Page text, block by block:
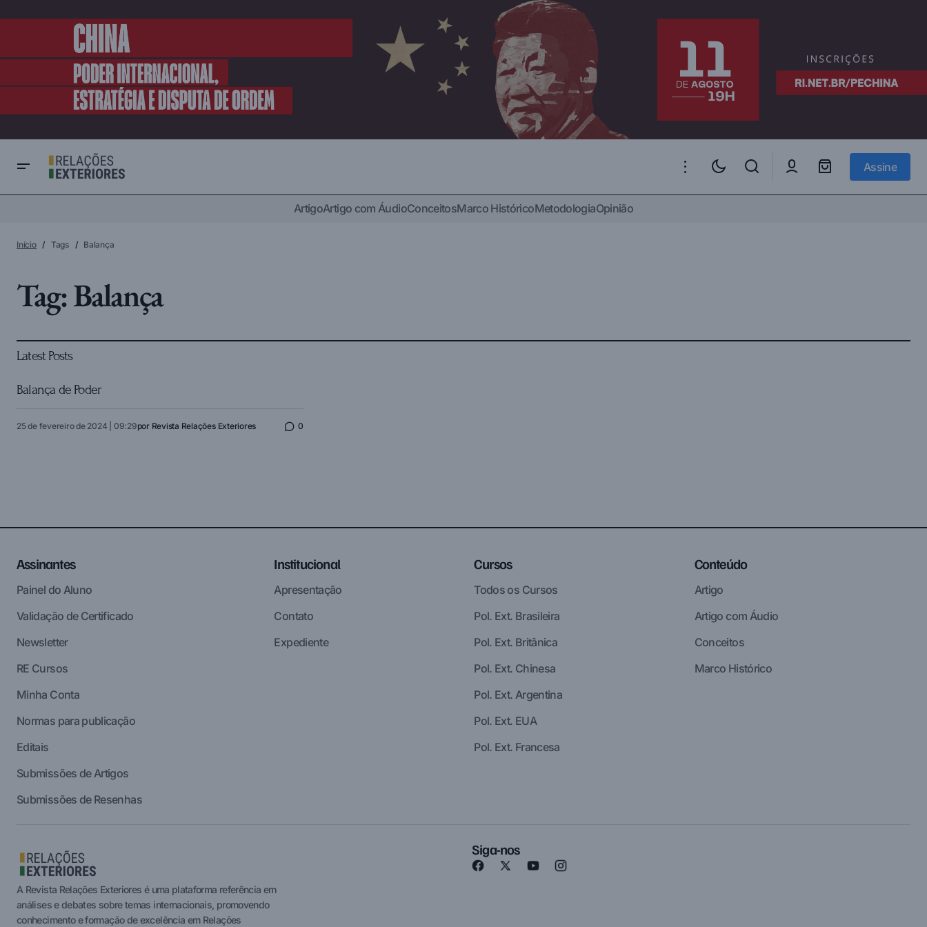
Assine
ArtigoArtigo com ÁudioConceitosMarco HistóricoMetodologiaOpinião
Início Tags Balança
Tag:Balança
Latest Posts
Balança de Poder
25 de fevereiro de 2024 | 09:29por Revista Relações Exteriores 0
A Revista Relações Exteriores é uma plataforma referência em
análises e debates sobre temas internacionais, promovendo
conhecimento e formação de excelência em Relações
Assinantes
Painel do Aluno
Validação de Certificado
Newsletter
RE Cursos
Minha Conta
Normas para publicação
Editais
Submissões de Artigos
Submissões de Resenhas
Institucional
Apresentação
Contato
Expediente
Cursos
Todos os Cursos
Pol. Ext. Brasileira
Pol. Ext. Britânica
Pol. Ext. Chinesa
Pol. Ext. Argentina
Pol. Ext. EUA
Pol. Ext. Francesa
Conteúdo
Artigo
Artigo com Áudio
Conceitos
Marco Histórico
Siga-nos